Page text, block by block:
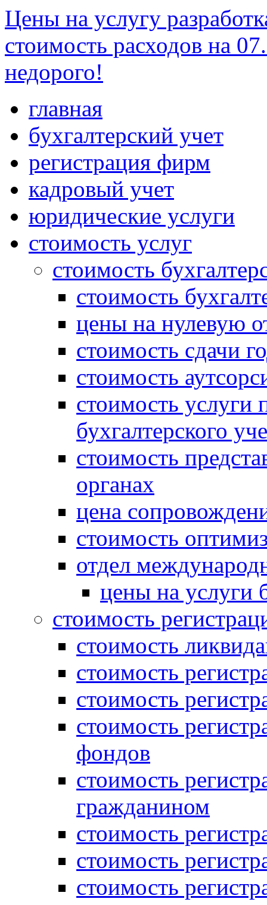
Цены на услугу
стоимость расходов на
недорого!
главная
бухгалтерский учет
регистрация фирм
кадровый учет
юридические услуги
стоимость услуг
стоимость
стоимость
цены на нулевую
стоимость сдачи
стоимость
стоимость услуги
бухгалтерского
стоимость
органах
цена
стоимость
отдел
цены на услуги
стоимость
стоимость
стоимость
стоимость
стоимость
фондов
стоимость
гражданином
стоимость
стоимость
стоимость